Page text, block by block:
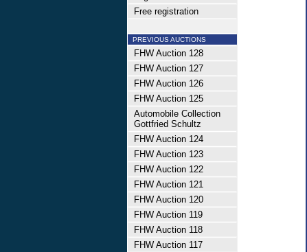
Free registration
PREVIOUS AUCTIONS
FHW Auction 128
FHW Auction 127
FHW Auction 126
FHW Auction 125
Automobile Collection
Gottfried Schultz
FHW Auction 124
FHW Auction 123
FHW Auction 122
FHW Auction 121
FHW Auction 120
FHW Auction 119
FHW Auction 118
FHW Auction 117